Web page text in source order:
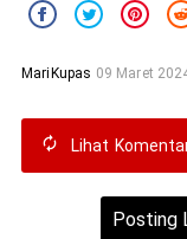
MariKupas 09 Maret
Lihat
Posting